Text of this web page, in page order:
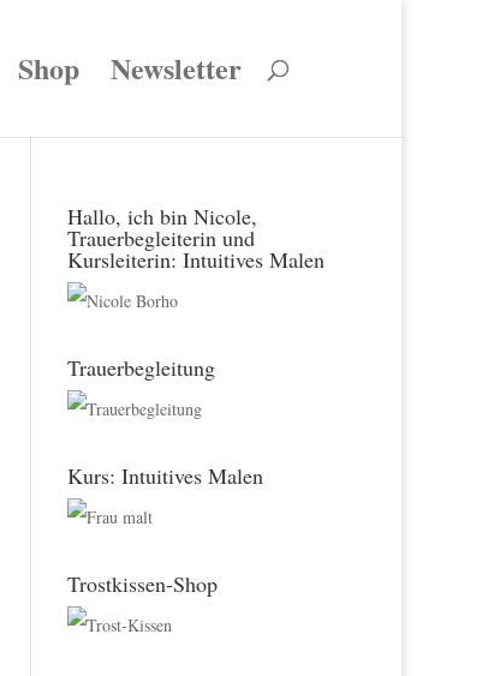
Shop Newsletter
Hallo, ich bin Nicole,
Trauerbegleiterin und
Kursleiterin: Intuitives Malen
Trauerbegleitung
Kurs: Intuitives Malen
Trostkissen-Shop